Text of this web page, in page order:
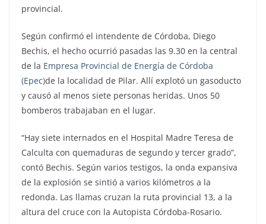
provincial.
Según confirmó el intendente de Córdoba, Diego
Bechis, el hecho ocurrió pasadas las 9.30 en la central
de la Empresa Provincial de Energía de Córdoba
(Epec)de la localidad de Pilar. Allí explotó un gasoducto
y causó al menos siete personas heridas. Unos 50
bomberos trabajaban en el lugar.
“Hay siete internados en el Hospital Madre Teresa de
Calculta con quemaduras de segundo y tercer grado”,
contó Bechis. Según varios testigos, la onda expansiva
de la explosión se sintió a varios kilómetros a la
redonda. Las llamas cruzan la ruta provincial 13, a la
altura del cruce con la Autopista Córdoba-Rosario.